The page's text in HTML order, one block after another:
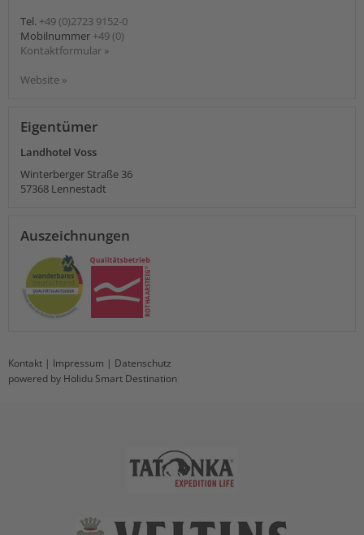
Tel. +49 (0)2723 9152-0
Mobilnummer +49 (0)
Kontaktformular »
Website »
Eigentümer
Landhotel Voss
Winterberger Straße 36
57368 Lennestadt
Auszeichnungen
Kontakt | Impressum | Datenschutz
powered by Holidu Smart Destination